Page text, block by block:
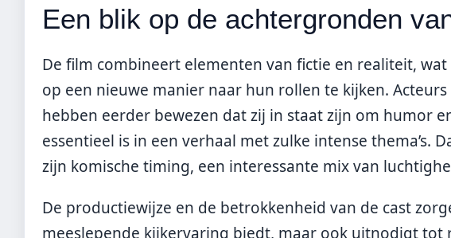
Een blik op de achtergronden
De film combineert elementen van fictie en realiteit,
op een nieuwe manier naar hun rollen te kijken.
hebben eerder bewezen dat zij in staat zijn om humor
essentieel is in een verhaal met zulke intense thema’s.
zijn komische timing, een interessante mix van
De productiewijze en de betrokkenheid van de cast
meeslepende kijkervaring biedt, maar ook uitnodigt tot